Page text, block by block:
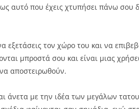
αυτό που έχεις χτυπήσει πάνω σου
τον χώρο του και να
μπροστά σου και είναι μιας
αποστειρωθούν.
άνετα με την ιδέα των μεγάλων